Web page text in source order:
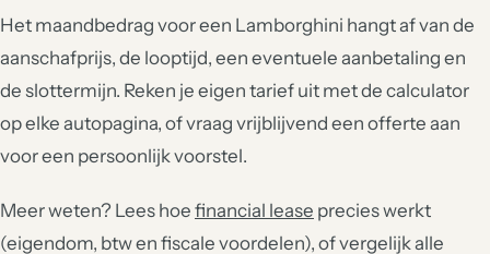
Het maandbedrag voor een Lamborghini hangt af van de
aanschafprijs, de looptijd, een eventuele aanbetaling en
de slottermijn. Reken je eigen tarief uit met de calculator
op elke autopagina, of vraag vrijblijvend een offerte aan
voor een persoonlijk voorstel.
Meer weten? Lees hoe financial lease precies werkt
(eigendom, btw en fiscale voordelen), of vergelijk alle